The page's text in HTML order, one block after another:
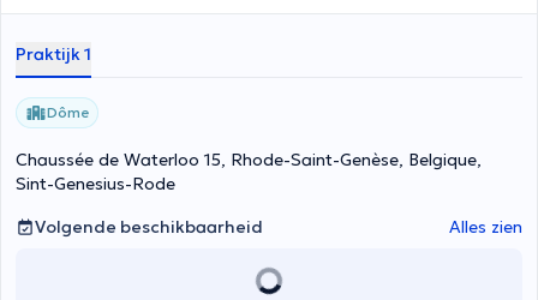
approche vise à prévenir les maladies chroniques, renforcer
quotidien.
Praktijk 1
Dôme
Chaussée de Waterloo 15, Rhode-Saint-Genèse, Belgique,
Sint-Genesius-Rode
Volgende beschikbaarheid
Alles zien